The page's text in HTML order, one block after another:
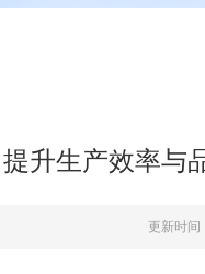
提升生产效率与
更新时